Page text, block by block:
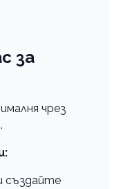
за
чрез
създайте